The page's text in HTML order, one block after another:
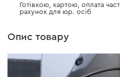
Готівкою, картою, оплата
рахунок для юр. осіб
Опис товару